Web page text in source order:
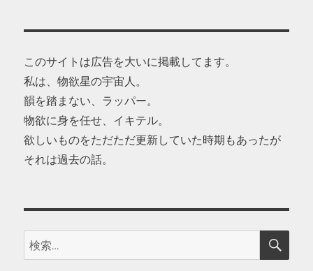
このサイトは広告を大いに掲載してます。
私は、物欲星の宇宙人。
韻を踏まない、ラッパー。
物欲に身を任せ、イキテル。
欲しいものをただただ更新していた時期もあったが
それは過去の話。
検
索:
検